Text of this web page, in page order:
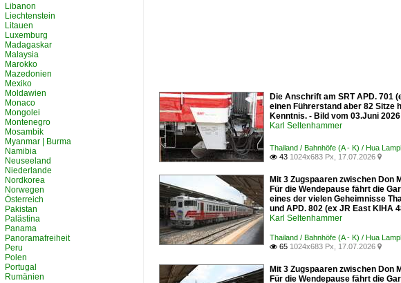
Die Anschrift am SRT APD. 701
einen Führerstand aber 82 Sitze
Kenntnis. - Bild vom 03.Juni
Karl Seltenhammer
Thailand / Bahnhöfe (A - K) / Hua
 43 1024x683 Px, 17.07.2026 
Mit 3 Zugspaaren zwischen Don
Für die Wendepause fährt die
eines der vielen Geheimnisse
und APD. 802 (ex JR East KIHA
Karl Seltenhammer
Thailand / Bahnhöfe (A - K) / Hua
 65 1024x683 Px, 17.07.2026 
Mit 3 Zugspaaren zwischen Don
Für die Wendepause fährt die
Libanon
Liechtenstein
Litauen
Luxemburg
Madagaskar
Malaysia
Marokko
Mazedonien
Mexiko
Moldawien
Monaco
Mongolei
Montenegro
Mosambik
Myanmar | Burma
Namibia
Neuseeland
Niederlande
Nordkorea
Norwegen
Österreich
Pakistan
Palästina
Panama
Panoramafreiheit
Peru
Polen
Portugal
Rumänien